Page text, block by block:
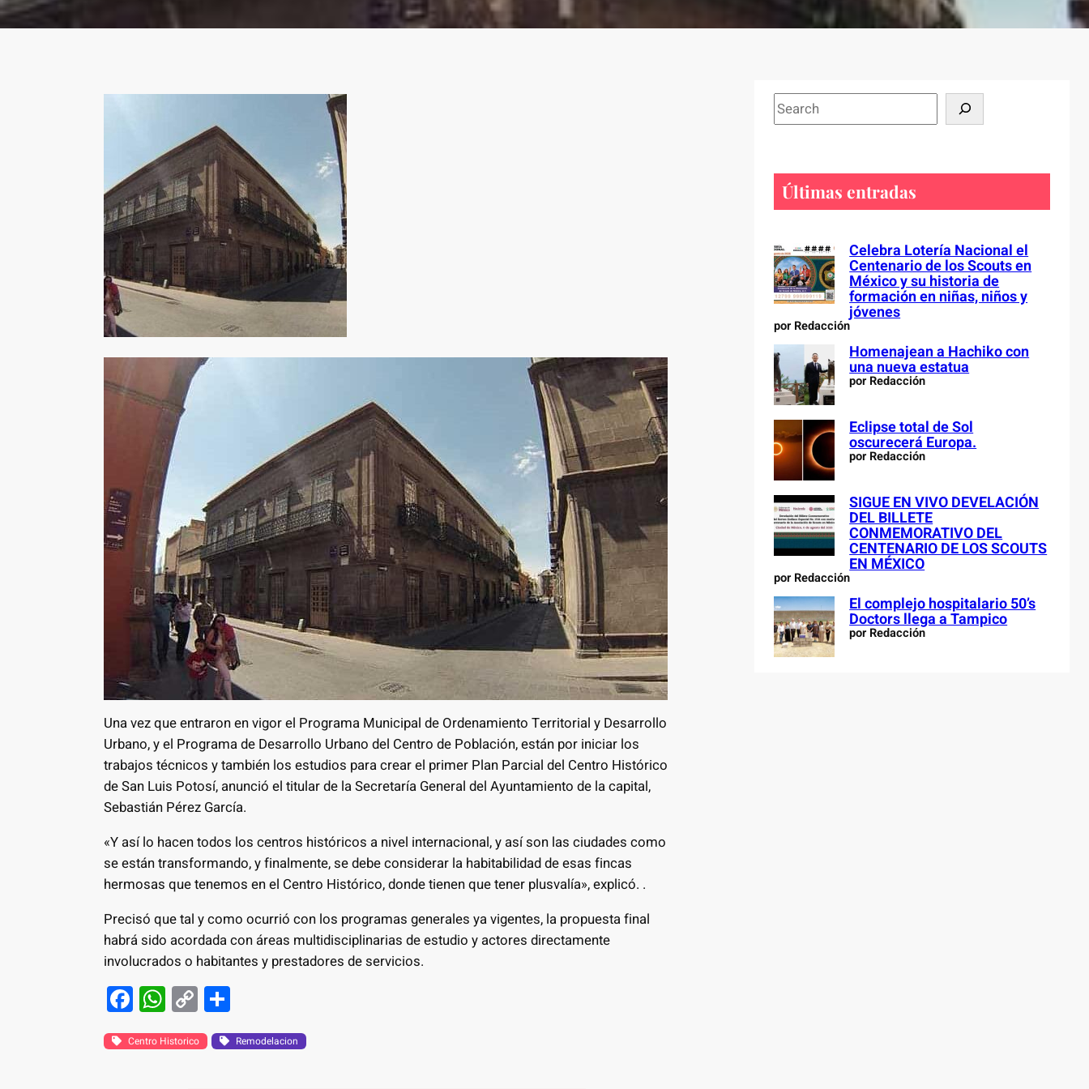
Una vez que entraron en vigor el Programa Municipal de Ordenamiento Territorial y Desarrollo
Urbano, y el Programa de Desarrollo Urbano del Centro de Población, están por iniciar los
trabajos técnicos y también los estudios para crear el primer Plan Parcial del Centro Histórico
de San Luis Potosí, anunció el titular de la Secretaría General del Ayuntamiento de la capital,
Sebastián Pérez García.
«Y así lo hacen todos los centros históricos a nivel internacional, y así son las ciudades como
se están transformando, y finalmente, se debe considerar la habitabilidad de esas fincas
hermosas que tenemos en el Centro Histórico, donde tienen que tener plusvalía», explicó. .
Precisó que tal y como ocurrió con los programas generales ya vigentes, la propuesta final
habrá sido acordada con áreas multidisciplinarias de estudio y actores directamente
involucrados o habitantes y prestadores de servicios.
F
a
c
W
h
at
C
o
p
h
ar
Centro Historico Remodelacion
S
e
h
Últimas entradas
Celebra Lotería Nacional el
Centenario de los Scouts en
México y su historia de
formación en niñas, niños y
jóvenes
por Redacción
Homenajean a Hachiko con
una nueva estatua
por Redacción
Eclipse total de Sol
oscurecerá Europa.
por Redacción
SIGUE EN VIVO DEVELACIÓN
DEL BILLETE
CONMEMORATIVO DEL
CENTENARIO DE LOS SCOUTS
EN MÉXICO
por Redacción
El complejo hospitalario 50’s
Doctors llega a Tampico
por Redacción